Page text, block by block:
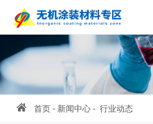
首页- 新闻中心 - 行业动态